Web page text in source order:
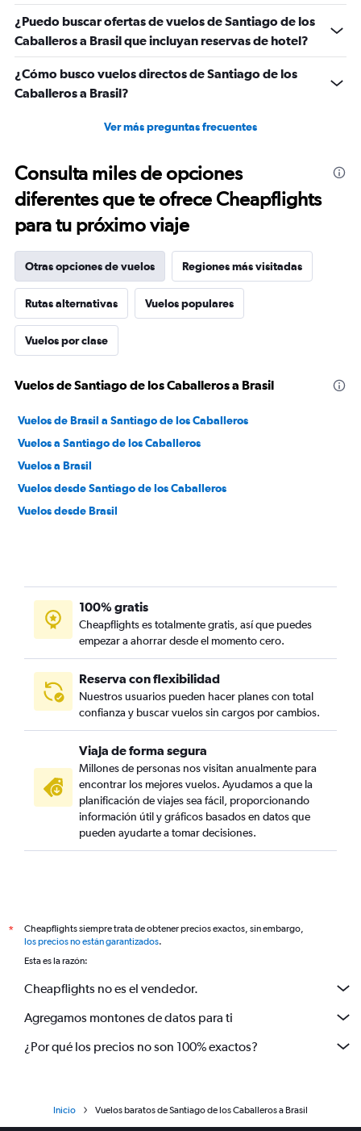
¿Puedo buscar ofertas de vuelos de Santiago de los
Caballeros a Brasil que incluyan reservas de hotel?
¿Cómo busco vuelos directos de Santiago de los
Caballeros a Brasil?
Ver más preguntas frecuentes
Consulta miles de opciones
diferentes que te ofrece Cheapflights
para tu próximo viaje
Otras opciones de vuelos Regiones más visitadas
Rutas alternativas Vuelos populares
Vuelos por clase
Vuelos de Santiago de los Caballeros a Brasil
Vuelos de Brasil a Santiago de los Caballeros
Vuelos a Santiago de los Caballeros
Vuelos a Brasil
Vuelos desde Santiago de los Caballeros
Vuelos desde Brasil
100% gratis
Cheapflights es totalmente gratis, así que puedes
empezar a ahorrar desde el momento cero.
Reserva con flexibilidad
Nuestros usuarios pueden hacer planes con total
confianza y buscar vuelos sin cargos por cambios.
Viaja de forma segura
Millones de personas nos visitan anualmente para
encontrar los mejores vuelos. Ayudamos a que la
planificación de viajes sea fácil, proporcionando
información útil y gráficos basados en datos que
pueden ayudarte a tomar decisiones.
*
Cheapflights siempre trata de obtener precios exactos, sin embargo,
los precios no están garantizados.
Esta es la razón:
Cheapflights no es el vendedor.
Agregamos montones de datos para ti
¿Por qué los precios no son 100% exactos?
Inicio Vuelos baratos de Santiago de los Caballeros a Brasil